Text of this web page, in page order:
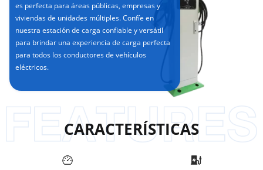
es perfecta para áreas públicas, empresas y
viviendas de unidades múltiples. Confíe en
nuestra estación de carga confiable y versátil
para brindar una experiencia de carga perfecta
para todos los conductores de vehículos
eléctricos.
CARACTERÍSTICAS